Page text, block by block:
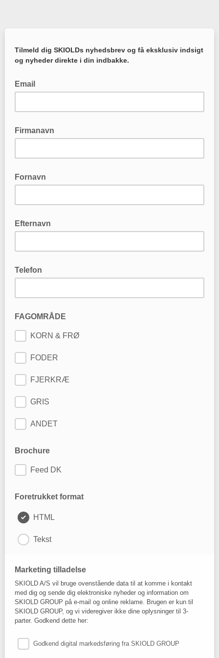
Tilmeld dig SKIOLDs nyhedsbrev og få eksklusiv indsigt
og nyheder direkte i din indbakke.
Email
Firmanavn
Fornavn
Efternavn
Telefon
FAGOMRÅDE
KORN & FRØ
FODER
FJERKRÆ
GRIS
ANDET
Brochure
Feed DK
Foretrukket format
HTML
Tekst
Marketing tilladelse
SKIOLD A/S vil bruge ovenstående data til at komme i kontakt
med dig og sende dig elektroniske nyheder og information om
SKIOLD GROUP på e-mail og online reklame. Brugen er kun til
SKIOLD GROUP, og vi videregiver ikke dine oplysninger til 3-
parter. Godkend dette her:
Godkend digital markedsføring fra SKIOLD GROUP